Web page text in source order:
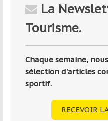
La
Tourisme.
Chaque semaine,
sélection d'articles
sportif.
RECEVOIR